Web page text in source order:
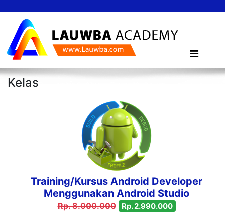
Kelas
Training/Kursus Android Developer
Menggunakan Android Studio
Rp. 8.000.000 Rp. 2.990.000